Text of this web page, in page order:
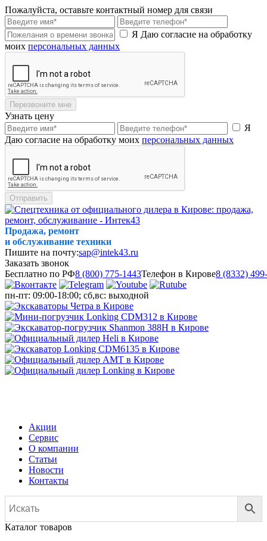
Пожалуйста, оставьте контактный номер для связи
Я Даю согласие на обработку
моих персональных данных
Перезвоните мне
Узнать цену
Я
Даю согласие на обработку моих персональных данных
Отправить
Продажа, ремонт
и обслуживание техники
Пишите на почту:sap@intek43.ru
Заказать звонок
Бесплатно по РФ8 (800) 775-1443Телефон в Кирове8 (8332)
пн-пт: 09:00-18:00; сб,вс: выходной
Акции
Сервис
О компании
Статьи
Новости
Контакты
Каталог товаров